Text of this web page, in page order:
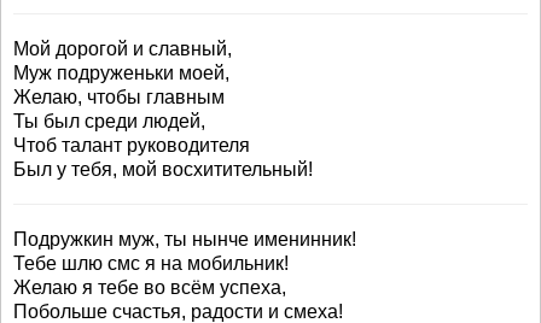
Мой дорогой и славный,
Муж подруженьки моей,
Желаю, чтобы главным
Ты был среди людей,
Чтоб талант руководителя
Был у тебя, мой восхитительный!
Подружкин муж, ты нынче именинник!
Тебе шлю смс я на мобильник!
Желаю я тебе во всём успеха,
Побольше счастья, радости и смеха!